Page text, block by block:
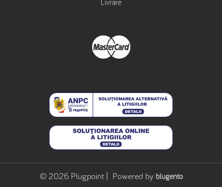
© 2026 Plugpoint | Powered by blugento
Livrare